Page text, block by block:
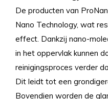
De producten van
Nano Technology, wat
effect. Dankzij nano-
in het oppervlak kunnen
reinigingsproces verder
Dit leidt tot een
Bovendien worden de